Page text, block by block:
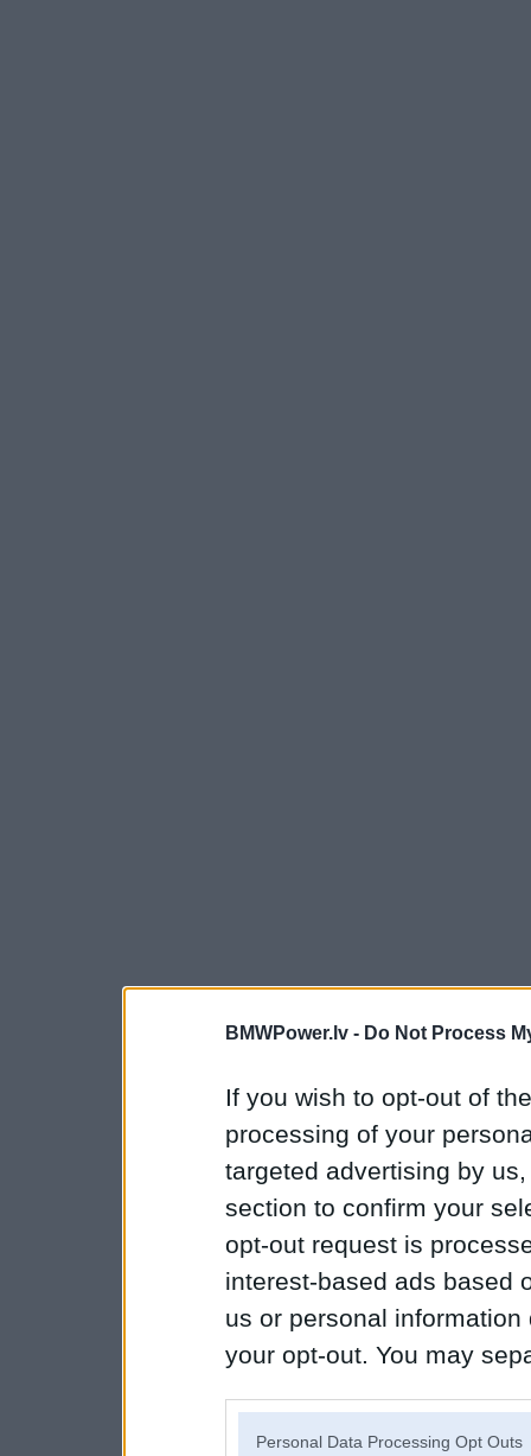
BMWPower.lv - Do Not Process
If you wish to opt-out of
processing of your
targeted advertising by
section to confirm your
opt-out request is
interest-based ads based
us or personal
your opt-out. You may
Personal Data Processing Opt Outs